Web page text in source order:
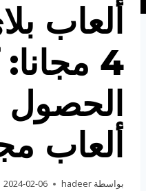
ألعاب
4
ألعاب
بواسطة hadeer
2024-02-06